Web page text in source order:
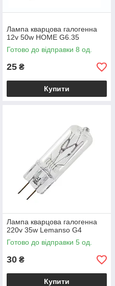
Лампа кварцова галогенна
12v 50w HOME G6.35
Готово до відправки 8 од.
25 ₴
Купити
Лампа кварцова галогенна
220v 35w Lemanso G4
Готово до відправки 5 од.
30 ₴
Купити